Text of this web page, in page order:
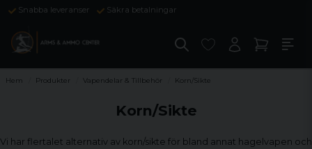
Snabba leveranser Säkra betalningar
Hem Produkter Vapendelar & Tillbehör Korn/Sikte
Korn/Sikte
Vi har flertalet alternativ av korn/sikte för bland annat hagelvapen och